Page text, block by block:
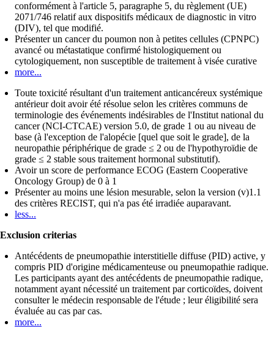
conformément à l'article 5, paragraphe 5, du règlement (UE)
2071/746 relatif aux dispositifs médicaux de diagnostic in vitro
(DIV), tel que modifié.
Présenter un cancer du poumon non à petites cellules (CPNPC)
avancé ou métastatique confirmé histologiquement ou
cytologiquement, non susceptible de traitement à visée curative
more...
Toute toxicité résultant d'un traitement anticancéreux systémique
antérieur doit avoir été résolue selon les critères communs de
terminologie des événements indésirables de l'Institut national du
cancer (NCI-CTCAE) version 5.0, de grade 1 ou au niveau de
base (à l'exception de l'alopécie [quel que soit le grade], de la
neuropathie périphérique de grade ≤ 2 ou de l'hypothyroïdie de
grade ≤ 2 stable sous traitement hormonal substitutif).
Avoir un score de performance ECOG (Eastern Cooperative
Oncology Group) de 0 à 1
Présenter au moins une lésion mesurable, selon la version (v)1.1
des critères RECIST, qui n'a pas été irradiée auparavant.
less...
Exclusion criterias
Antécédents de pneumopathie interstitielle diffuse (PID) active, y
compris PID d'origine médicamenteuse ou pneumopathie radique.
Les participants ayant des antécédents de pneumopathie radique,
notamment ayant nécessité un traitement par corticoïdes, doivent
consulter le médecin responsable de l'étude ; leur éligibilité sera
évaluée au cas par cas.
more...